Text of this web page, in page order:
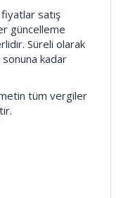
satış
güncelleme
Süreli olarak
kadar
tüm vergiler